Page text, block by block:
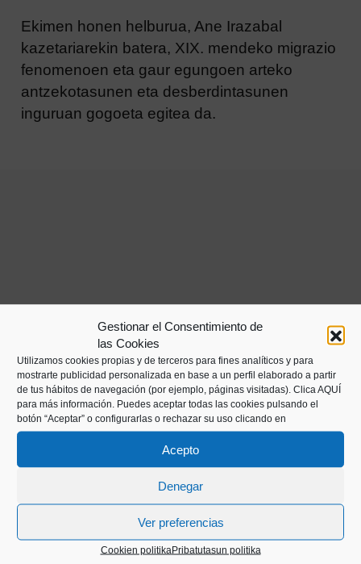
Gestionar el Consentimiento de
las Cookies
Utilizamos cookies propias y de terceros para fines analíticos y para
mostrarte publicidad personalizada en base a un perfil elaborado a partir
de tus hábitos de navegación (por ejemplo, páginas visitadas). Clica AQUÍ
para más información. Puedes aceptar todas las cookies pulsando el
botón “Aceptar” o configurarlas o rechazar su uso clicando en
Acepto
Denegar
Ver preferencias
Cookien politikaPribatutasun politika
Ekimen honen helburua, Ane Irazabal
kazetariarekin batera, XIX. mendeko migrazio
fenomenoen eta gaur egungoen arteko
antzekotasunen eta desberdintasunen
inguruan gogoeta egitea da.
20003 Donostia (Gipuzkoa)